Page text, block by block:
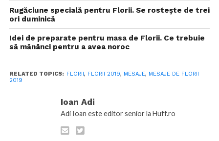
Rugăciune specială pentru Florii. Se rostește de trei
ori duminică
Idei de preparate pentru masa de Florii. Ce trebuie
să mănânci pentru a avea noroc
RELATED TOPICS: FLORII, FLORII 2019, MESAJE, MESAJE DE FLORII
2019
Ioan Adi
Adi Ioan este editor senior la Huff.ro